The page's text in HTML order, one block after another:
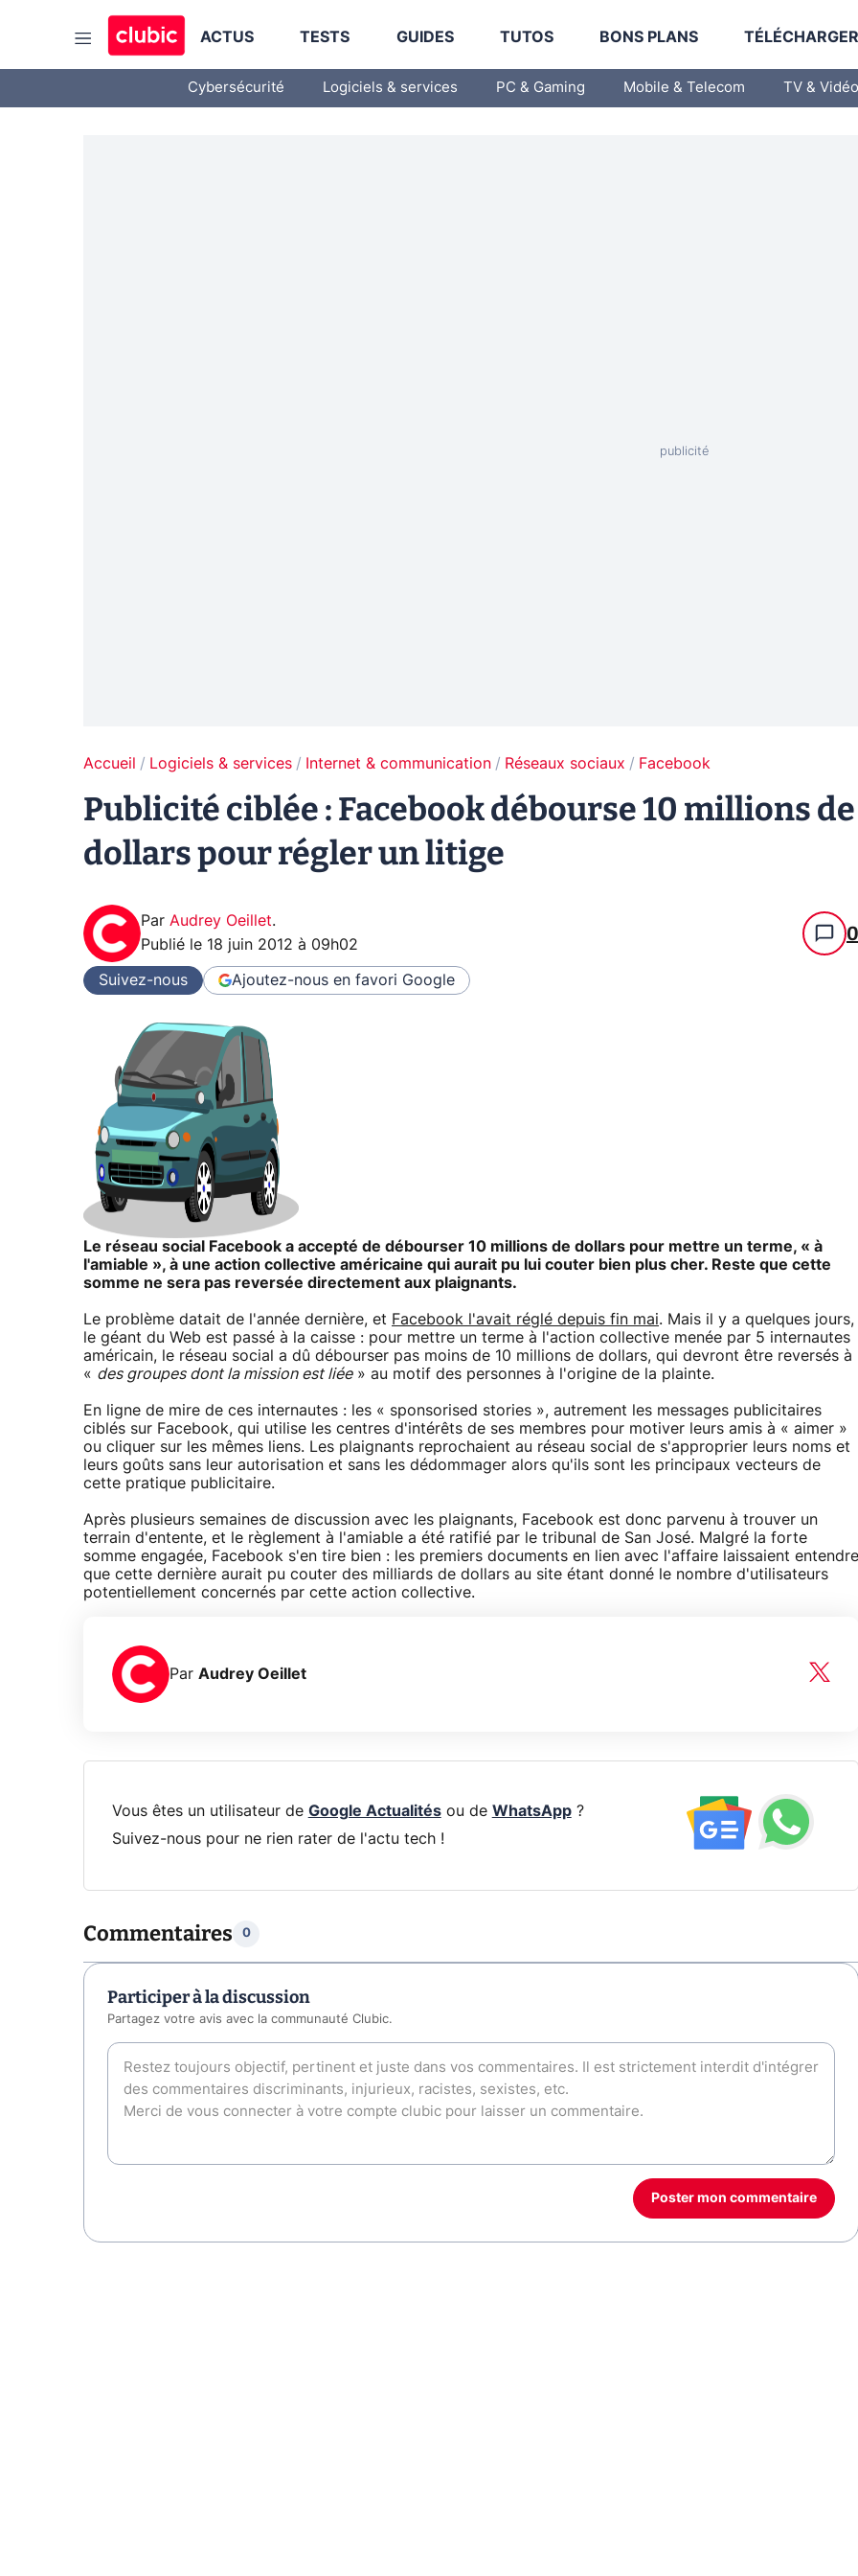
ACTUS TESTS GUIDES TUTOS BONS PLANS
Cybersécurité Logiciels & services PC & Gaming Mobile & Telecom TV & Vidéo
Accueil Logiciels & services Internet & communication Réseaux sociaux Facebook
Publicité ciblée : Facebook débourse 10 millions de
dollars pour régler un litige
Par Audrey Oeillet.
Publié le 18 juin 2012 à 09h02 0
Suivez-nous Ajoutez-nous en favori Google
Le réseau social Facebook a accepté de débourser 10 millions de dollars pour mettre un terme, « à
l'amiable », à une action collective américaine qui aurait pu lui couter bien plus cher. Reste que cette
somme ne sera pas reversée directement aux plaignants.
Le problème datait de l'année dernière, et Facebook l'avait réglé depuis fin mai. Mais il y a quelques jours,
le géant du Web est passé à la caisse : pour mettre un terme à l'action collective menée par 5 internautes
américain, le réseau social a dû débourser pas moins de 10 millions de dollars, qui devront être reversés à
« des groupes dont la mission est liée» au motif des personnes à l'origine de la plainte.
En ligne de mire de ces internautes : les « sponsorised stories », autrement les messages publicitaires
ciblés sur Facebook, qui utilise les centres d'intérêts de ses membres pour motiver leurs amis à « aimer »
ou cliquer sur les mêmes liens. Les plaignants reprochaient au réseau social de s'approprier leurs noms et
leurs goûts sans leur autorisation et sans les dédommager alors qu'ils sont les principaux vecteurs de
cette pratique publicitaire.
Après plusieurs semaines de discussion avec les plaignants, Facebook est donc parvenu à trouver un
terrain d'entente, et le règlement à l'amiable a été ratifié par le tribunal de San José. Malgré la forte
somme engagée, Facebook s'en tire bien : les premiers documents en lien avec l'affaire laissaient entendre
que cette dernière aurait pu couter des milliards de dollars au site étant donné le nombre d'utilisateurs
potentiellement concernés par cette action collective.
Par Audrey Oeillet
Vous êtes un utilisateur de Google Actualitésou de WhatsApp?
Suivez-nous pour ne rien rater de l'actu tech !
Commentaires 0
Participer à la discussion
Partagez votre avis avec la communauté Clubic.
Poster mon commentaire